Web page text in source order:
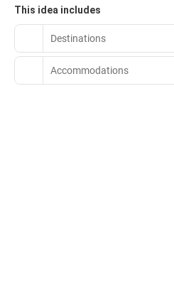
This idea includes
Destinations
Accommodations